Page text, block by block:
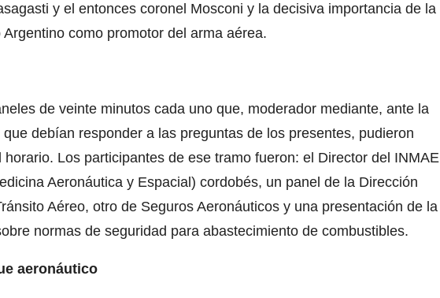
y el entonces coronel Mosconi y la decisiva importancia de la
como promotor del arma aérea.
de veinte minutos cada uno que, moderador mediante, ante la
debían responder a las preguntas de los presentes, pudieron
Los participantes de ese tramo fueron: el Director del INMAE
Aeronáutica y Espacial) cordobés, un panel de la Dirección
Aéreo, otro de Seguros Aeronáuticos y una presentación de la
normas de seguridad para abastecimiento de combustibles.
aeronáutico